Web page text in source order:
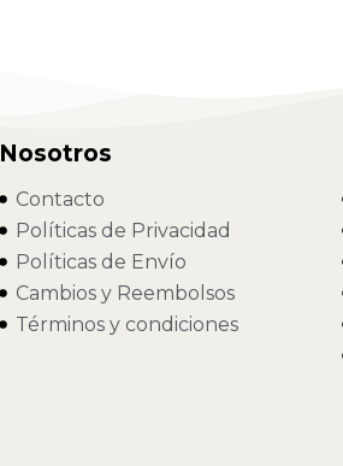
Nosotros
Contacto
Políticas de Privacidad
Políticas de Envío
Cambios y Reembolsos
Términos y condiciones